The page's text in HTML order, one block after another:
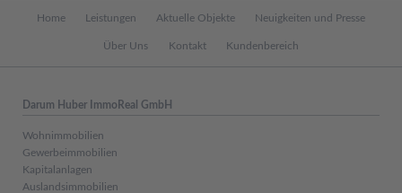
Home Leistungen Aktuelle Objekte Neuigkeiten und Presse
Über Uns Kontakt Kundenbereich
Darum Huber ImmoReal GmbH
Wohnimmobilien
Gewerbeimmobilien
Kapitalanlagen
Auslandsimmobilien